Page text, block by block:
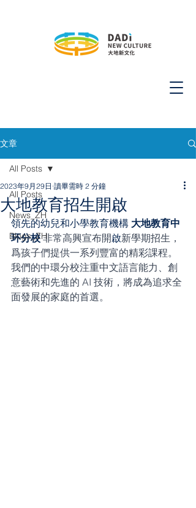
文章
All Posts
News_ZH
Blogs_ZH
All Posts
大地教育招生開啟
2023年9月29日 讀畢需時 2 分鐘
領先的幼兒和小學教育機構 大地教育中
环分校 非常高興宣布開啟新學期招生，
爲孩子們提供一系列豐富的精彩課程。
我們的中環分校注重中文語言能力、創
意藝術和先進的 AI 技術，將成為追求全
面發展的家庭的首選。